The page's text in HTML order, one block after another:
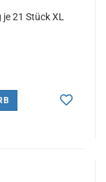
21 Stück XL